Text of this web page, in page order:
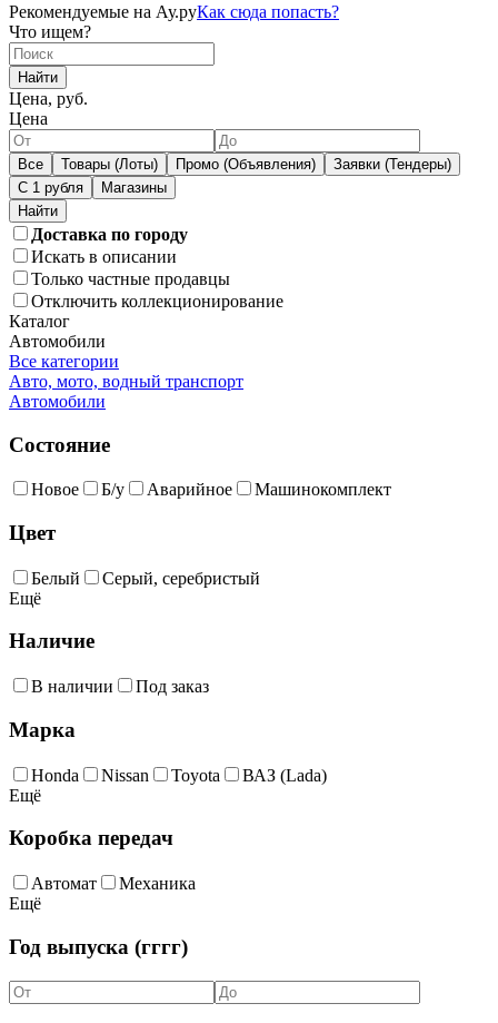
Рекомендуемые на Ау.руКак сюда попасть?
Что ищем?
Найти
Цена, руб.
Цена
Все Товары (Лоты) Промо (Объявления)
Заявки (Тендеры)
С 1 рубля
Магазины
Доставка по городу
Искать в описании
Только частные продавцы
Отключить коллекционирование
Каталог
Автомобили
Все категории
Авто, мото, водный транспорт
Автомобили
Состояние
Новое Б/у Аварийное Машинокомплект
Цвет
Белый
Серый, серебристый
Ещё
Наличие
В наличии Под заказ
Марка
Honda Nissan Toyota
ВАЗ (Lada)
Ещё
Коробка передач
Автомат
Механика
Ещё
Год выпуска (гггг)